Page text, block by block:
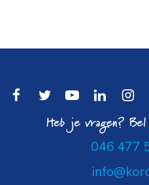
Heb je vragen?
046 477